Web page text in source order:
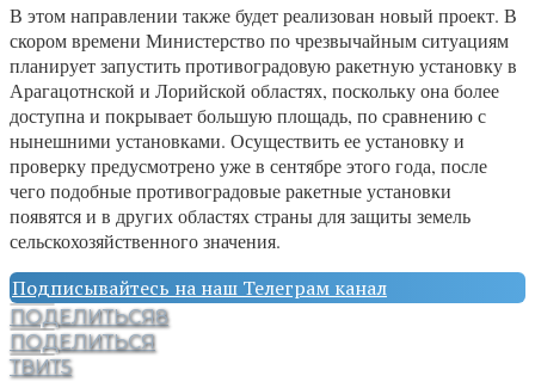
В этом направлении также будет реализован новый проект. В
скором времени Министерство по чрезвычайным ситуациям
планирует запустить противоградовую ракетную установку в
Арагацотнской и Лорийской областях, поскольку она более
доступна и покрывает большую площадь, по сравнению с
нынешними установками. Осуществить ее установку и
проверку предусмотрено уже в сентябре этого года, после
чего подобные противоградовые ракетные установки
появятся и в других областях страны для защиты земель
сельскохозяйственного значения.
Подписывайтесь на наш Телеграм канал
ПОДЕЛИТЬСЯ8
ПОДЕЛИТЬСЯ
ТВИТ5